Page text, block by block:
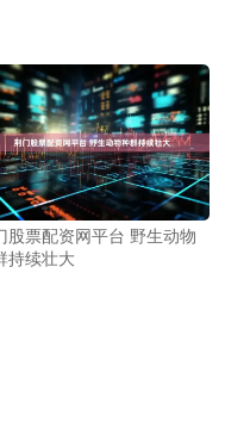
股票配资网平台 野生动物
持续壮大